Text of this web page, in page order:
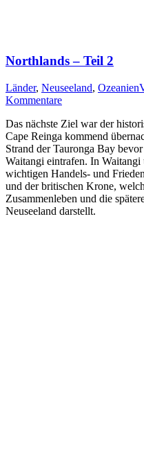
Northlands – Teil 2
Länder, Neuseeland, Ozeanien
Kommentare
Das nächste Ziel war der
Cape Reinga kommend
Strand der Tauronga Bay
Waitangi eintrafen. In
wichtigen Handels- und
und der britischen Krone,
Zusammenleben und die
Neuseeland darstellt.